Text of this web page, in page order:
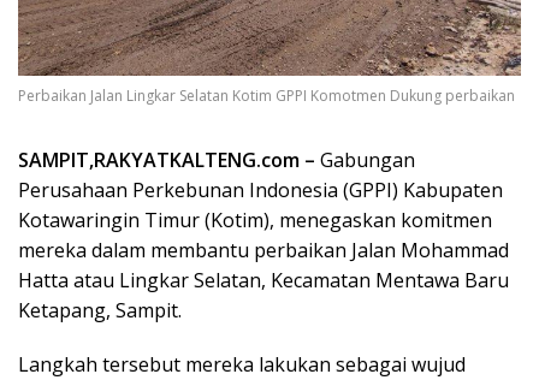
Perbaikan Jalan Lingkar Selatan Kotim GPPI Komotmen Dukung perbaikan
SAMPIT,RAKYATKALTENG.com – Gabungan
Perusahaan Perkebunan Indonesia (GPPI) Kabupaten
Kotawaringin Timur (Kotim), menegaskan komitmen
mereka dalam membantu perbaikan Jalan Mohammad
Hatta atau Lingkar Selatan, Kecamatan Mentawa Baru
Ketapang, Sampit.
Langkah tersebut mereka lakukan sebagai wujud